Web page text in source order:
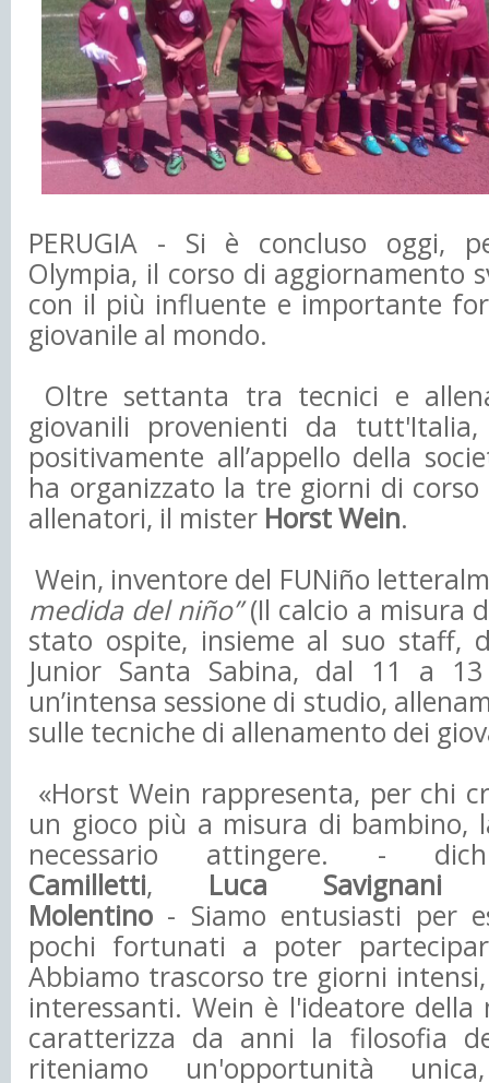
PERUGIA - Si è concluso oggi,
Olympia, il corso di aggiornamento
con il più influente e importante
giovanile al mondo.
Oltre settanta tra tecnici e
giovanili provenienti da
positivamente all’appello della
ha organizzato la tre giorni di
allenatori, il mister Horst Wein.
Wein, inventore del FUNiño
medida del niño”(Il calcio a misura
stato ospite, insieme al suo staff,
Junior Santa Sabina, dal 11 a 13
un’intensa sessione di studio,
sulle tecniche di allenamento dei
«Horst Wein rappresenta, per chi
un gioco più a misura di bambino,
necessario attingere. -
Camilletti, Luca Savignani
Molentino - Siamo entusiasti per
pochi fortunati a poter
Abbiamo trascorso tre giorni
interessanti. Wein è l'ideatore della
caratterizza da anni la filosofia
riteniamo un'opportunità